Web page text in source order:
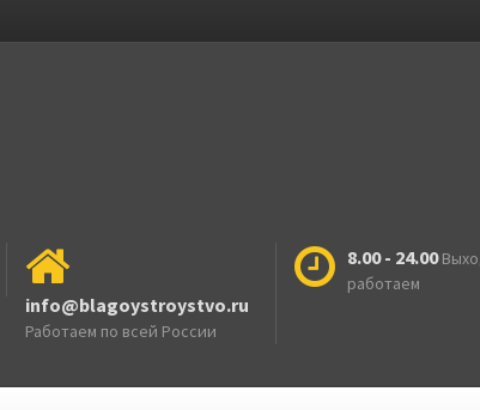
info@blagoystroystvo.ru
Работаем по всей России
8.00 - 24.00
работаем